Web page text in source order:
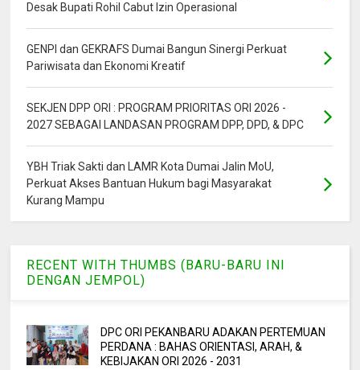
Desak Bupati Rohil Cabut Izin Operasional
GENPI dan GEKRAFS Dumai Bangun Sinergi Perkuat
Pariwisata dan Ekonomi Kreatif
SEKJEN DPP ORI : PROGRAM PRIORITAS ORI 2026 -
2027 SEBAGAI LANDASAN PROGRAM DPP, DPD, & DPC
YBH Triak Sakti dan LAMR Kota Dumai Jalin MoU,
Perkuat Akses Bantuan Hukum bagi Masyarakat
Kurang Mampu
RECENT WITH THUMBS (BARU-BARU INI
DENGAN JEMPOL)
DPC ORI PEKANBARU ADAKAN PERTEMUAN
PERDANA : BAHAS ORIENTASI, ARAH, &
KEBIJAKAN ORI 2026 - 2031